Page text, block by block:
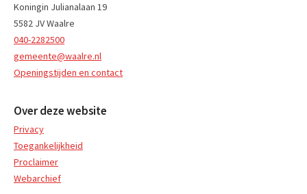
Koningin Julianalaan 19
5582 JV Waalre
040-2282500
gemeente@waalre.nl
Openingstijden en contact
Over deze website
Privacy
Toegankelijkheid
Proclaimer
Webarchief